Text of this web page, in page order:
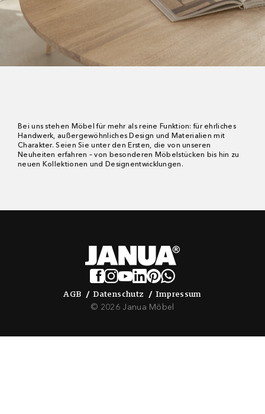
Bei uns stehen Möbel für mehr als reine Funktion: für ehrliches
Handwerk, außergewöhnliches Design und Materialien mit
Charakter. Seien Sie unter den Ersten, die von unseren
Neuheiten erfahren – von besonderen Möbelstücken bis hin zu
neuen Kollektionen und Designentwicklungen.
AGB
Datenschutz
Datenschutz
Impressum
Impressum
© 2026 Janua Möbel